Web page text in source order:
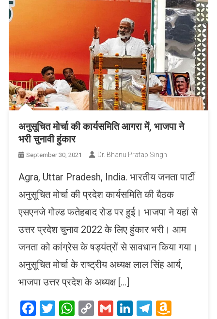
अनुसूचित मोर्चा की कार्यसमिति आगरा में, भाजपा ने
भरी चुनावी हुंकार
September 30, 2021 Dr. Bhanu Pratap Singh
Agra, Uttar Pradesh, India. भारतीय जनता पार्टी
अनुसूचित मोर्चा की प्रदेश कार्यसमिति की बैठक
एसएनजे गोल्ड फतेहबाद रोड पर हुई। भाजपा ने यहां से
उत्तर प्रदेश चुनाव 2022 के लिए हुंकार भरी। आम
जनता को कांग्रेस के षड्यंत्रों से सावधान किया गया।
अनुसूचित मोर्चा के राष्ट्रीय अध्यक्ष लाल सिंह आर्य,
भाजपा उत्तर प्रदेश के अध्यक्ष […]
Facebook
Twitter
WhatsApp
CopyGmailLinkedIn
Telegram